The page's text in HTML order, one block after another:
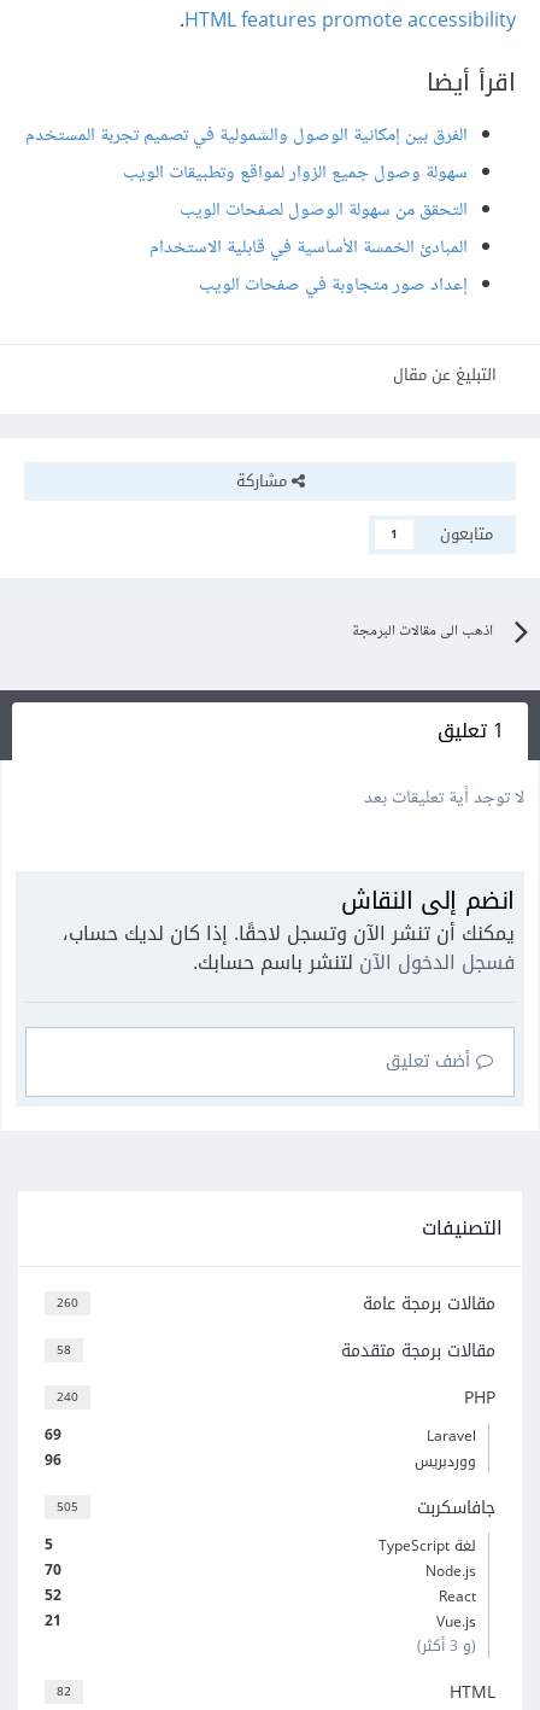
HTML features promote accessibility
.
اقرأ أيضا
الفرق بين إمكانية الوصول والشمولية في تصميم تجربة المستخدم
سهولة وصول جميع الزوار لمواقع وتطبيقات الويب
التحقق من سهولة الوصول لصفحات الويب
المبادئ الخمسة الأساسية في قابلية الاستخدام
إعداد صور متجاوبة في صفحات الويب
التبليغ عن مقال
مشاركة
متابعون
1
اذهب الى مقالات البرمجة
1 تعليق
لا توجد أية تعليقات بعد
انضم إلى النقاش
يمكنك أن تنشر الآن وتسجل لاحقًا. إذا كان لديك حساب،
فسجل الدخول الآن لتنشر باسم حسابك.
أضف تعليق
التصنيفات
260 مقالات برمجة عامة
58 مقالات برمجة متقدمة
240 PHP
69
Laravel
96
ووردبريس
505 جافاسكربت
5
لغة TypeScript
70
Node.js
52
React
21
Vue.js
(و 3 أكثر)
82 HTML